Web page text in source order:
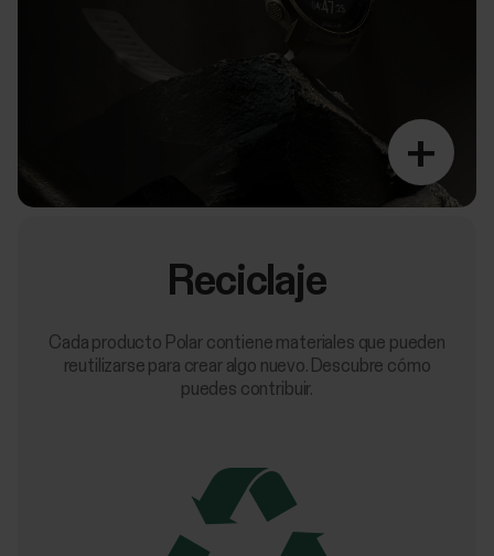
+
Reciclaje
Cada producto Polar contiene materiales que pueden
reutilizarse para crear algo nuevo. Descubre cómo
puedes contribuir.